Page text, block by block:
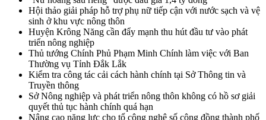
Hội thảo giải pháp hỗ trợ phụ nữ tiếp cận với nước sạch và vệ
sinh ở khu vực nông thôn
Huyện Krông Năng cần đẩy mạnh thu hút đầu tư vào phát
triển nông nghiệp
Thủ tướng Chính Phủ Phạm Minh Chính làm việc với Ban
Thường vụ Tỉnh Đắk Lắk
Kiểm tra công tác cải cách hành chính tại Sở Thông tin và
Truyền thông
Sở Nông nghiệp và phát triển nông thôn không có hồ sơ giải
quyết thủ tục hành chính quá hạn
Nâng cao năng lực cho tổ công nghệ số cộng đồng thành phố